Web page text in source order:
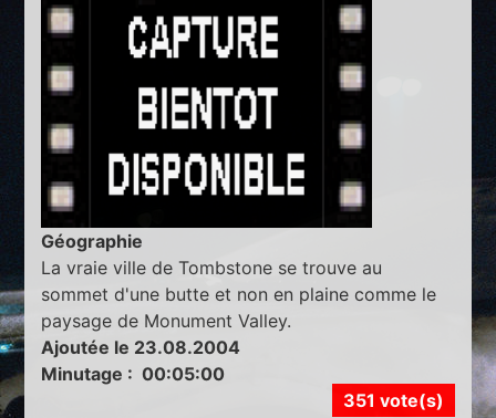
Géographie
La vraie ville de Tombstone se trouve au
sommet d'une butte et non en plaine comme le
paysage de Monument Valley.
Ajoutée le 23.08.2004
Minutage : 00:05:00
351 vote(s)